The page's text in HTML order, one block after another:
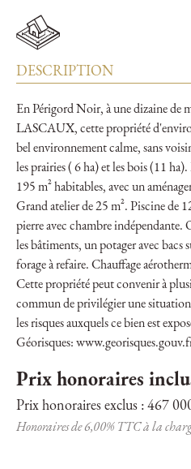
DESCRIPTION
En Périgord Noir, à une dizaine
LASCAUX, cette propriété
bel environnement calme, sans
les prairies ( 6 ha) et les bois (11
195 m² habitables, avec un
Grand atelier de 25 m². Piscine de
pierre avec chambre indépendante.
les bâtiments, un potager avec bacs
forage à refaire. Chauffage
Cette propriété peut convenir à
commun de privilégier une
les risques auxquels ce bien est
Géorisques:
Prix honoraires
Prix honoraires exclus : 467
Honoraires de 6,00% TTC à la